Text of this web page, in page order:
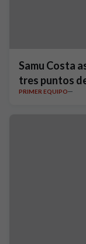
Samu Costa
tres puntos
PRIMER EQUIPO